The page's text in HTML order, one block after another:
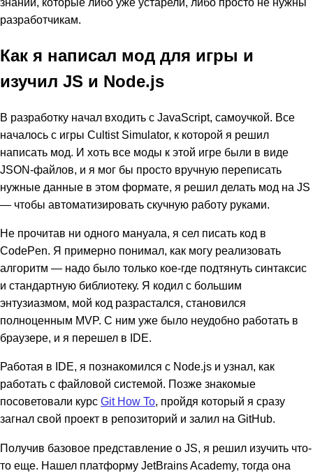
разработчикам.
Как я написал мод для игры и
изучил JS и Node.js
В разработку начал входить с JavaScript, самоучкой. Все
началось с игры Cultist Simulator, к которой я решил
написать мод. И хоть все моды к этой игре были в виде
JSON-файлов, и я мог бы просто вручную переписать
нужные данные в этом формате, я решил делать мод на JS
— чтобы автоматизировать скучную работу руками.
Не прочитав ни одного мануала, я сел писать код в
CodePen. Я примерно понимал, как могу реализовать
алгоритм — надо было только кое-где подтянуть синтаксис
и стандартную библиотеку. Я кодил с большим
энтузиазмом, мой код разрастался, становился
полноценным MVP. С ним уже было неудобно работать в
браузере, и я перешел в IDE.
Работая в IDE, я познакомился с Node.js и узнал, как
работать с файловой системой. Позже знакомые
посоветовали курс Git How To, пройдя который я сразу
загнал свой проект в репозиторий и залил на GitHub.
Получив базовое представление о JS, я решил изучить что-
то еще. Нашел платформу JetBrains Academy, тогда она